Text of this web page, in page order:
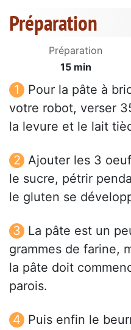
Préparation
Préparation
15 min
Pour la pâte à
votre robot, verser
la levure et le lait
Ajouter les 3
le sucre, pétrir
le gluten se
La pâte est un
grammes de farine,
la pâte doit
parois.
Puis enfin le